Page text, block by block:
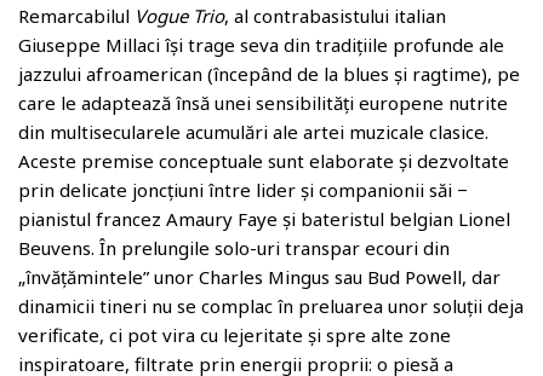
Remarcabilul Vogue Trio, al contrabasistului italian
Giuseppe Millaci își trage seva din tradițiile profunde ale
jazzului afroamerican (începând de la blues și ragtime), pe
care le adaptează însă unei sensibilități europene nutrite
din multisecularele acumulări ale artei muzicale clasice.
Aceste premise conceptuale sunt elaborate și dezvoltate
prin delicate joncțiuni între lider și companionii săi −
pianistul francez Amaury Faye și bateristul belgian Lionel
Beuvens. În prelungile solo-uri transpar ecouri din
„învățămintele” unor Charles Mingus sau Bud Powell, dar
dinamicii tineri nu se complac în preluarea unor soluții deja
verificate, ci pot vira cu lejeritate și spre alte zone
inspiratoare, filtrate prin energii proprii: o piesă a